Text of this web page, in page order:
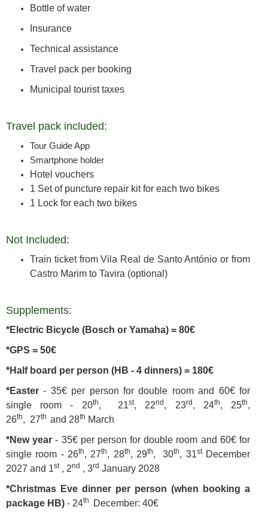
Bottle of water
Insurance
Technical assistance
Travel pack per booking
Municipal tourist taxes
Travel pack included:
Tour Guide App
Smartphone holder
Hotel vouchers
1 Set of puncture repair kit for each two bikes
1 Lock for each two bikes
Not Included:
Train ticket from Vila Real de Santo António or from
Castro Marim to Tavira (optional)
Supplements:
*Electric Bicycle (Bosch or Yamaha) = 80€
*GPS = 50€
*Half board per person (HB - 4 dinners) = 180€
*Easter - 35€ per person for double room and 60€ for
single room - 20th, 21st, 22nd , 23rd , 24th, 25th,
26th, 27th and 28th March
*New year - 35€ per person for double room and 60€ for
single room - 26th, 27th, 28th, 29th, 30th, 31stDecember
2027 and 1st, 2nd , 3rd January 2028
*Christmas Eve dinner per person (when booking a
package HB) - 24th
December: 40€